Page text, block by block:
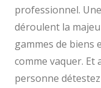
professionnel.
déroulent la
gammes de biens
comme vaquer. Et
personne